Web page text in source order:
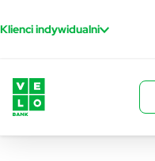
Klienci indywidualni